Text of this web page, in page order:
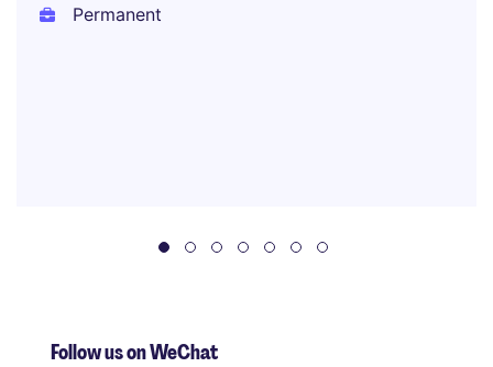
Permanent
Follow us on WeChat